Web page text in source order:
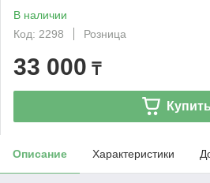
В наличии
Код: 2298
Розница
33 000 ₸
Купить
Описание Характеристики